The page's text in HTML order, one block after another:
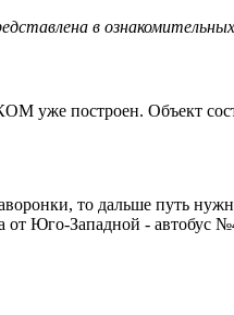
в
построен. Объект
то дальше путь
Юго-Западной -